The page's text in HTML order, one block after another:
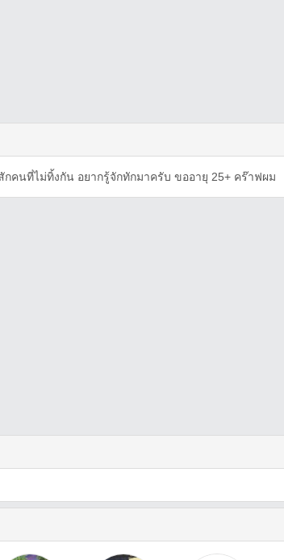
กคนที่ไม่ทิ้งกัน อยากรู้จักทักมาครับ ขออายุ 25+ คร๊าฟผม